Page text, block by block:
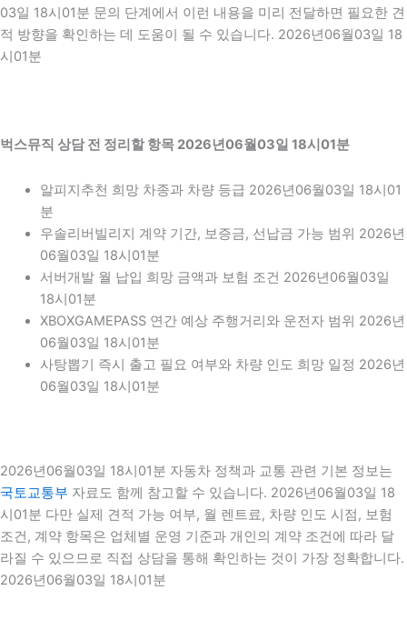
03일 18시01분 문의 단계에서 이런 내용을 미리 전달하면 필요한 견
적 방향을 확인하는 데 도움이 될 수 있습니다. 2026년06월03일 18
시01분
벅스뮤직 상담 전 정리할 항목 2026년06월03일 18시01분
알피지추천 희망 차종과 차량 등급 2026년06월03일 18시01
분
우솔리버빌리지 계약 기간, 보증금, 선납금 가능 범위 2026년
06월03일 18시01분
서버개발 월 납입 희망 금액과 보험 조건 2026년06월03일
18시01분
XBOXGAMEPASS 연간 예상 주행거리와 운전자 범위 2026년
06월03일 18시01분
사탕뽑기 즉시 출고 필요 여부와 차량 인도 희망 일정 2026년
06월03일 18시01분
2026년06월03일 18시01분 자동차 정책과 교통 관련 기본 정보는
국토교통부 자료도 함께 참고할 수 있습니다. 2026년06월03일 18
시01분 다만 실제 견적 가능 여부, 월 렌트료, 차량 인도 시점, 보험
조건, 계약 항목은 업체별 운영 기준과 개인의 계약 조건에 따라 달
라질 수 있으므로 직접 상담을 통해 확인하는 것이 가장 정확합니다.
2026년06월03일 18시01분